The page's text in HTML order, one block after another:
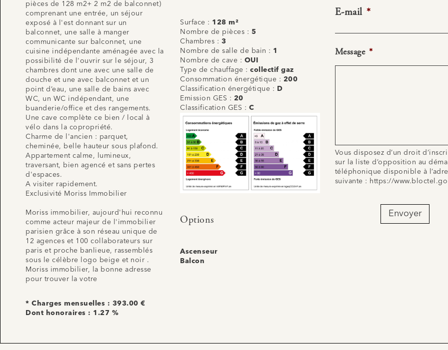
pièces de 128 m2+ 2 m2 de balconnet)
comprenant une entrée, un séjour
exposé à l'est donnant sur un
balconnet, une salle à manger
communicante sur balconnet, une
cuisine indépendante aménagée avec la
possibilité de l'ouvrir sur le séjour, 3
chambres dont une avec une salle de
douche et une avec balconnet et un
point d’eau, une salle de bains avec
WC, un WC indépendant, une
buanderie/office et des rangements.
Une cave complète ce bien / local à
vélo dans la copropriété.
Charme de l'ancien : parquet,
cheminée, belle hauteur sous plafond.
Appartement calme, lumineux,
traversant, bien agencé et sans pertes
d'espaces.
A visiter rapidement.
Exclusivité Moriss Immobilier
Moriss immobilier, aujourd'hui reconnu
comme acteur majeur de l'immobilier
parisien grâce à son réseau unique de
12 agences et 100 collaborateurs sur
paris et proche banlieue, rassemblés
sous le célèbre logo beige et noir .
Moriss immobilier, la bonne adresse
pour trouver la votre
* Charges mensuelles : 393.00 €
Dont honoraires : 1.27 %
Surface : 128 m²
Nombre de pièces : 5
Chambres : 3
Nombre de salle de bain : 1
Nombre de cave : OUI
Type de chauffage :collectif gaz
Consommation énergétique : 200
Classification énergétique :
D
Emission GES : 20
Classification GES : C
Options
Ascenseur
Balcon
E-mail *
Message *
Vous disposez d’un droit
sur la liste d’opposition au
téléphonique disponible à
suivante : https://
Envoyer